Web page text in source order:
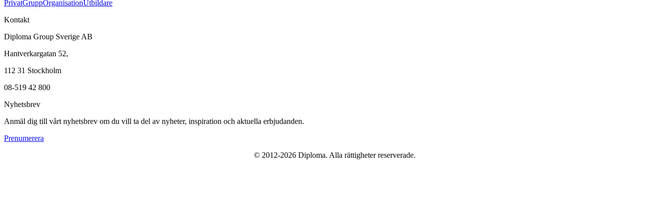
PrivatGruppOrganisationUtbildare
Kontakt
Diploma Group Sverige AB
Hantverkargatan 52,
112 31 Stockholm
08-519 42 800
Nyhetsbrev
Anmäl dig till vårt nyhetsbrev om du vill ta del av nyheter, inspiration och aktuella erbjudanden.
Prenumerera
© 2012-2026Diploma. Alla rättigheter reserverade.